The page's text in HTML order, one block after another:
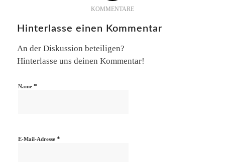
KOMMENTARE
Hinterlasse einen Kommentar
An der Diskussion beteiligen?
Hinterlasse uns deinen Kommentar!
Name *
E-Mail-Adresse *